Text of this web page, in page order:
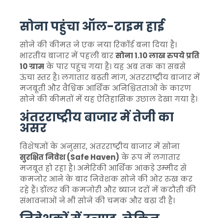
सोना पहुंचा ऑल-टाइम हाई
सोने की कीमत ने एक नया रिकॉर्ड बना दिया है।
भारतीय बाजार में पहली बारसोना 1.10 लाख रुपये प्रति
10 ग्रामके पार पहुंच गया है। यह अब तक का सबसे
ऊंचा स्तर है। लगातार बढ़ती मांग, अंतरराष्ट्रीय बाजार में
मजबूती और वैश्विक आर्थिक अनिश्चितताओं के कारण
सोने की कीमतों में यह ऐतिहासिक उछाल देखा गया है।
अंतरराष्ट्रीय बाजार में तेजी का
असर
विशेषज्ञों के अनुसार, अंतरराष्ट्रीय बाजार में सोना
सुरक्षित निवेश (Safe Haven) के रूप में लगातार
मजबूत हो रहा है। अमेरिकी आर्थिक आंकड़े उम्मीद से
कमजोर आने के बाद निवेशक सोने की ओर रुख कर
रहे हैं। डॉलर की कमजोरी और ब्याज दरों में कटौती की
संभावनाओं ने भी सोने की चमक और बढ़ा दी है।